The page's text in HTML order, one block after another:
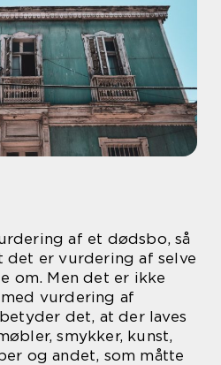
af et dødsbo, så
det er vurdering af selve
om. Men det er ikke
vurdering af
det, at der laves
smykker, kunst,
og andet, som måtte